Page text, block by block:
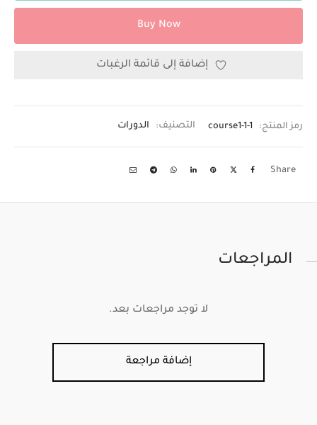
Buy Now
إضافة إلى قائمة الرغبات
رمز المنتج: course1-1-1 التصنيف: الدورات
Share
المراجعات
لا توجد مراجعات بعد.
إضافة مراجعة